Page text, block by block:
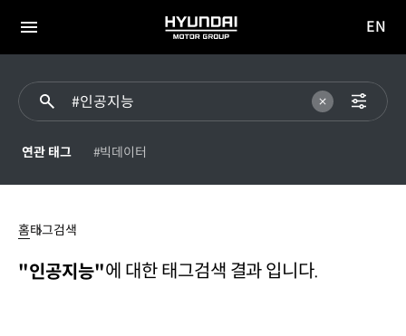
전체
HYUNDAI
MOTOR
이동
EN
연관 태그 #빅데이터
홈태그검색
"인공지능"에 대한 태그검색 결과 입니다.